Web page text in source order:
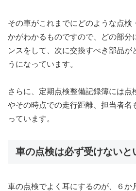
その車がこれまでにどのような点検
かがわかるものですので、どの部分
ンスをして、次に交換すべき部品が
うになっています。
さらに、定期点検整備記録簿には点
やその時点での走行距離、担当者名
っています。
車の点検は必ず受けないと
車の点検でよく耳にするのが、６か